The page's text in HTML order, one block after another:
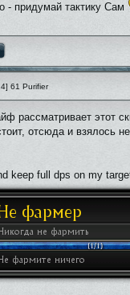
- придумай тактику Сам
61 Purifier
рассматривает этот
отсюда и взялось
keep full dps on my